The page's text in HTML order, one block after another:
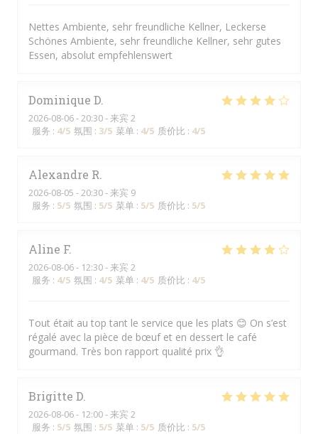
Nettes Ambiente, sehr freundliche Kellner, Leckerse
Schönes Ambiente, sehr freundliche Kellner, sehr gutes
Essen, absolut empfehlenswert
Dominique D
2026-08-06- 20:30 - 来宾 2
服务 : 4/5 氛围 : 3/5 菜单 : 4/5 质价比 : 4/5
Alexandre R
2026-08-05 - 20:30 - 来宾 9
服务 : 5/5 氛围 : 5/5 菜单 : 5/5 质价比 : 5/5
Aline F
2026-08-06- 12:30 - 来宾 2
服务 : 4/5 氛围 : 4/5 菜单 : 4/5 质价比 : 4/5
Tout était au top tant le service que les plats 😊 On s’est
régalé avec la pièce de bœuf et en dessert le café
gourmand. Très bon rapport qualité prix 👌
Brigitte D
2026-08-06- 12:00 - 来宾 2
服务 : 5/5 氛围 : 5/5 菜单 : 5/5 质价比 : 5/5